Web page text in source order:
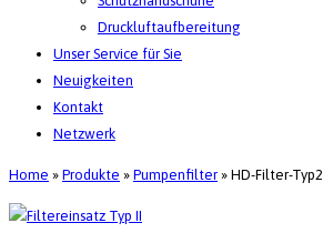
Druckluftaufbereitung
Unser Service für Sie
Neuigkeiten
Kontakt
Netzwerk
Home » Produkte » Pumpenfilter » HD-Filter-Typ2